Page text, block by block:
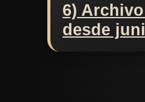
6)
desde